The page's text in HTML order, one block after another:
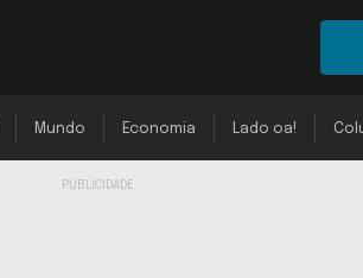
Mundo Economia Lado oa!